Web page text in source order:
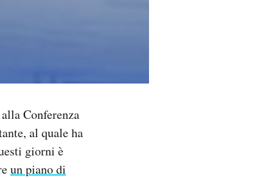
Conferenza
al quale ha
giorni è
un piano di